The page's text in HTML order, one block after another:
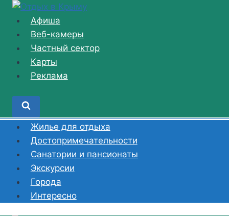
Перейти
содержимому
Афиша
Веб-камеры
Частный сектор
Карты
Реклама
Жилье для отдыха
Достопримечательности
Санатории и пансионаты
Экскурсии
Города
Интересно